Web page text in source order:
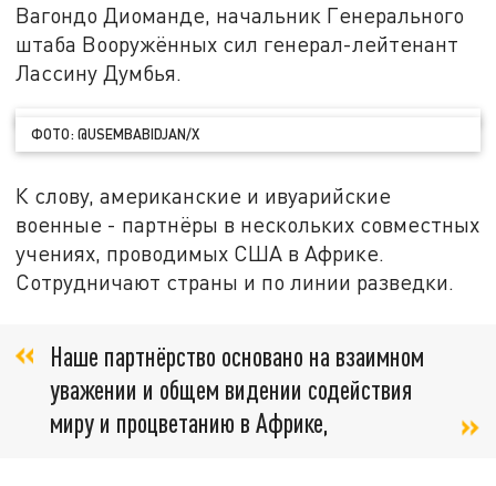
Вагондо Диоманде, начальник Генерального
штаба Вооружённых сил генерал-лейтенант
Лассину Думбья.
ФОТО: @USEMBABIDJAN/X
К слову, американские и ивуарийские
военные - партнёры в нескольких совместных
учениях, проводимых США в Африке.
Сотрудничают страны и по линии разведки.
Наше партнёрство основано на взаимном
уважении и общем видении содействия
миру и процветанию в Африке,